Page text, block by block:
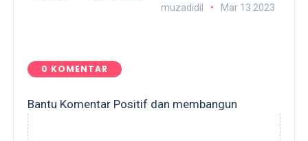
muzadidil Mar 13 2023
0 KOMENTAR
Bantu Komentar Positif dan membangun